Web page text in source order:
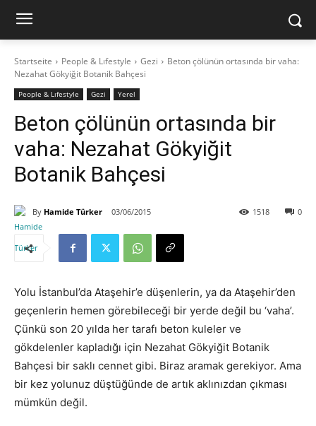
Startseite People & Lıfestyle Gezi
Beton çölünün ortasında bir vaha:
Nezahat Gökyiğit Botanik Bahçesi
People & Lıfestyle Gezi Yerel
Beton çölünün ortasında bir
vaha: Nezahat Gökyiğit
Botanik Bahçesi
By Hamide Türker 03/06/2015 0
1518
Yolu İstanbul’da Ataşehir’e düşenlerin, ya da Ataşehir’den
geçenlerin hemen görebileceği bir yerde değil bu ‘vaha’.
Çünkü son 20 yılda her tarafı beton kuleler ve
gökdelenler kapladığı için Nezahat Gökyiğit Botanik
Bahçesi bir saklı cennet gibi. Biraz aramak gerekiyor. Ama
bir kez yolunuz düştüğünde de artık aklınızdan çıkması
mümkün değil.